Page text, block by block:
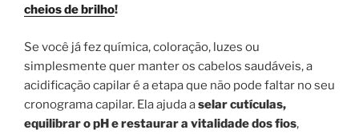
cheios de brilho!
Se você já fez química, coloração, luzes ou
simplesmente quer manter os cabelos saudáveis, a
acidificação capilar é a etapa que não pode faltar no seu
cronograma capilar. Ela ajuda aselar cutículas,
equilibrar o pH e restaurar a vitalidade dos fios,